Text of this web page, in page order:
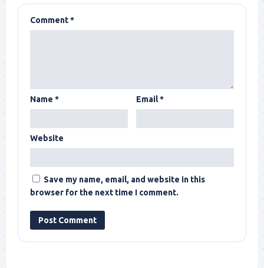
Comment*
Name * Email*
Website
Save my name, email, and website in this
browser for the next time I comment.